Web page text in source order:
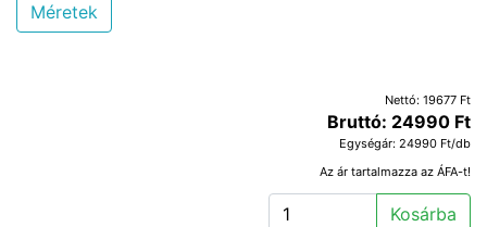
Méretek
Nettó: 19677 Ft
Bruttó: 24990 Ft
Egységár: 24990 Ft/db
Az ár tartalmazza az ÁFA-t!
Kosárba